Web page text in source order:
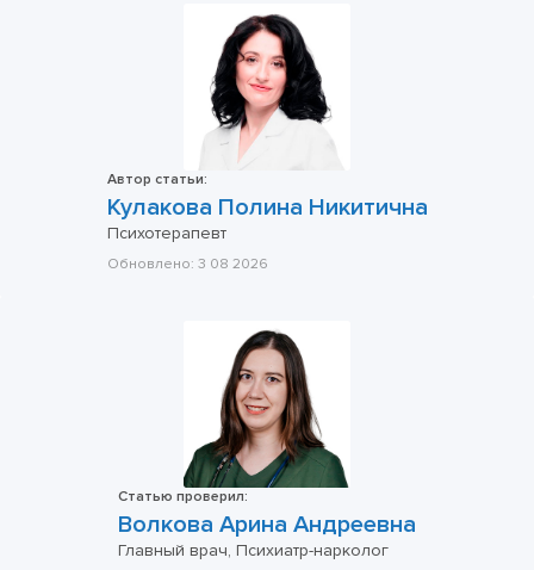
Автор статьи:
Кулакова Полина Никитична
Психотерапевт
Обновлено: 3 08 2026
Статью проверил:
Волкова Арина Андреевна
Главный врач, Психиатр-нарколог